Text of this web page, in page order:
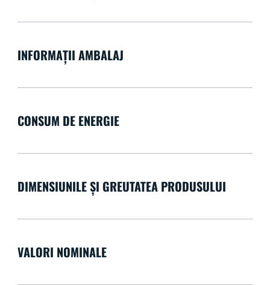
INFORMAȚII AMBALAJ
CONSUM DE ENERGIE
DIMENSIUNILE ȘI GREUTATEA PRODUSULUI
VALORI NOMINALE